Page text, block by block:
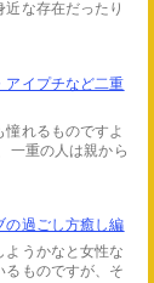
な存在だったり
アイプチなど二重
れるものですよ
一重の人は親から
の過ごし方癒し編
ようかなと女性な
るものですが、そ